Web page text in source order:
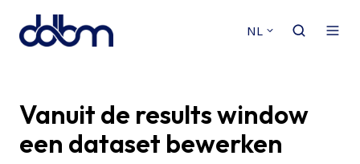
NL
Vanuit de results window
een dataset bewerken